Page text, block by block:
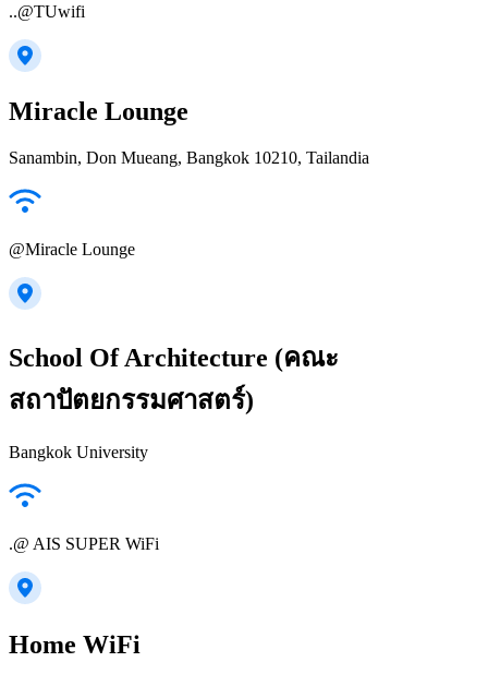
..@TUwifi
Miracle Lounge
Sanambin, Don Mueang, Bangkok 10210, Tailandia
@Miracle Lounge
School Of Architecture (คณะ
สถาปัตยกรรมศาสตร์)
Bangkok University
.@ AIS SUPER WiFi
Home WiFi